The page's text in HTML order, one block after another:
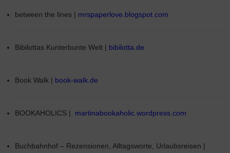
between the lines | mrspaperlove.blogspot.com
Bibilottas Kunterbunte Welt | bibilotta.de
Book Walk | book-walk.de
BOOKAHOLICS | martinabookaholic.wordpress.com
Buchbahnhof – Rezensionen, Alltagsworte, Urlaubsreisen |